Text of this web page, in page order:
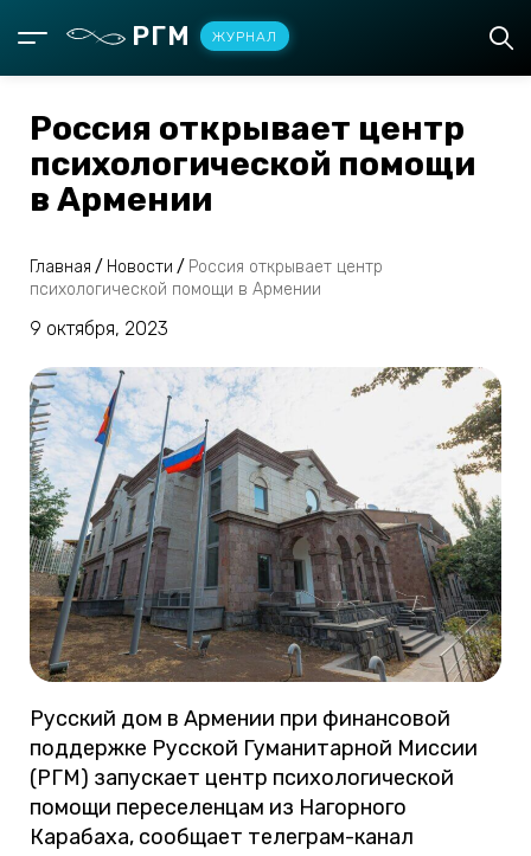
РГМ ЖУРНАЛ
Россия открывает центр
психологической помощи
в Армении
Главная / Новости / Россия открывает центр
психологической помощи в Армении
9 октября, 2023
Русский дом в Армении при финансовой
поддержке Русской Гуманитарной Миссии
(РГМ) запускает центр психологической
помощи переселенцам из Нагорного
Карабаха, сообщает телеграм-канал